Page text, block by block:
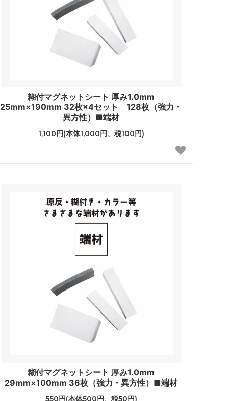
糊付マグネットシート 厚み1.0mm
25mm×190mm 32枚×4セット 128枚（強力・
異方性）■端材
1,100円(本体1,000円、税100円)
糊付マグネットシート 厚み1.0mm
29mm×100mm 36枚（強力・異方性）■端材
550円(本体500円、税50円)